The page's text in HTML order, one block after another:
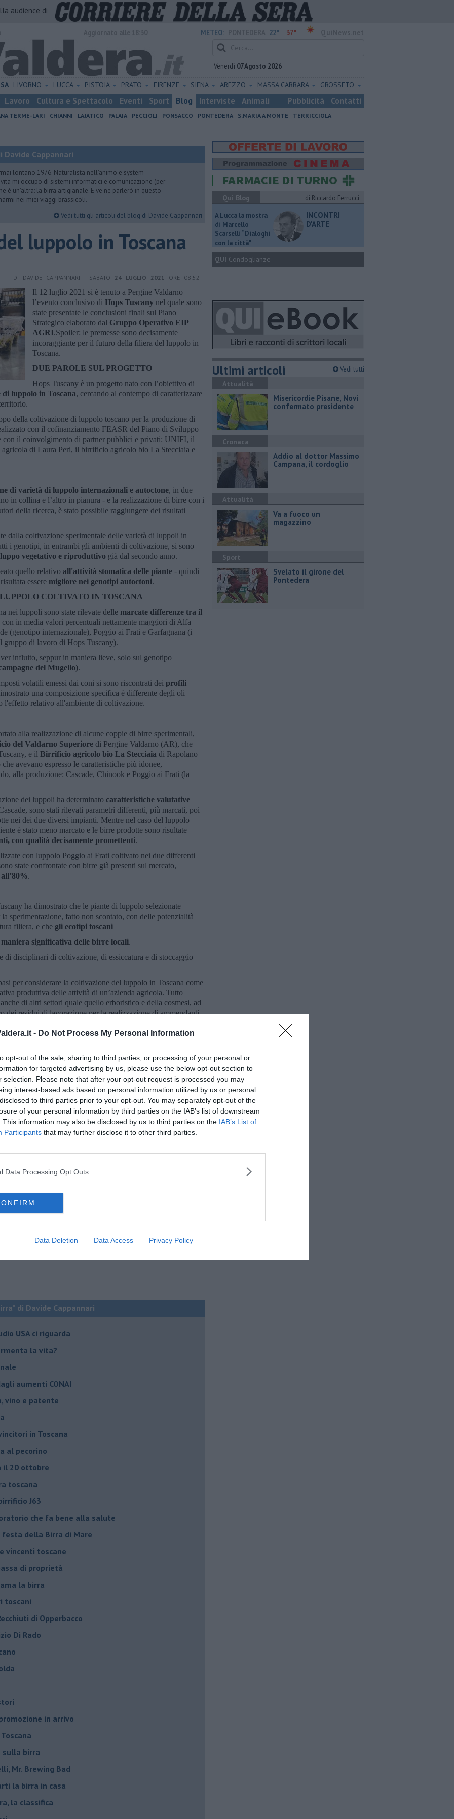
- Do Not Process My Personal Information
opt-out of the sale, sharing to third parties, or processing of your personal or
for targeted advertising by us, please use the below opt-out section to
selection. Please note that after your opt-out request is processed you may
interest-based ads based on personal information utilized by us or personal
to third parties prior to your opt-out. You may separately opt-out of the
of your personal information by third parties on the IAB’s list of downstream
This information may also be disclosed by us to third parties on the IAB’s List of
Participants that may further disclose it to other third parties.
Data Processing Opt Outs
Data Deletion Data Access Privacy Policy
audience di
METEO: 22° 37°
Venerdì 07 Agosto 2026
LIVORNO LUCCA PISTOIA PRATO FIRENZE SIENA AREZZO MASSA CARRARA GROSSETO
Lavoro Cultura e Spettacolo Eventi Sport Blog Interviste Animali Pubblicità Contatti
TERME-LARI CHIANNI LAJATICO PALAIA PECCIOLI PONSACCO PONTEDERA S.MARIA A MONTE
TERRICCIOLA
Davide Cappannari
lontano 1976. Naturalista nell’animo e system
mi occupo di sistemi informatici e comunicazione (per
è un’altra: la birra artigianale. E ve ne parlerò in questo
nei miei viaggi brassicoli.
Vedi tutti gli articoli del blog di Davide Cappannari
luppolo in Toscana
DI DAVIDE CAPPANNARI - SABATO 24 LUGLIO 2021 ORE 08:52
Il 12 luglio 2021 si è tenuto a Pergine Valdarno
l’evento conclusivo di Hops Tuscany nel quale sono
state presentate le conclusioni finali sul Piano
Strategico elaborato dal Gruppo Operativo EIP
AGRI.Spoiler: le premesse sono decisamente
incoraggiante per il futuro della filiera del luppolo in
Toscana.
DUE PAROLE SUL PROGETTO
Hops Tuscany è un progetto nato con l’obiettivo di
luppolo in Toscana, cercando al contempo di caratterizzare
della coltivazione di luppolo toscano per la produzione di
con il cofinanziamento FEASR del Piano di Sviluppo
con il coinvolgimento di partner pubblici e privati: UNIFI, il
di Laura Peri, il birrificio agricolo bio La Stecciaia e
di varietà di luppolo internazionali e autoctone, in due
in collina e l’altro in pianura - e la realizzazione di birre con i
della ricerca, è stato possibile raggiungere dei risultati
dalla coltivazione sperimentale delle varietà di luppoli in
i genotipi, in entrambi gli ambienti di coltivazione, si sono
vegetativo e riproduttivo già dal secondo anno.
quello relativo all'attività stomatica delle piante - quindi
essere migliore nei genotipi autoctoni.
COLTIVATO IN TOSCANA
nei luppoli sono state rilevate delle marcate differenze tra il
con in media valori percentuali nettamente maggiori di Alfa
(genotipo internazionale), Poggio ai Frati e Garfagnana (i
gruppo di lavoro di Hops Tuscany).
influito, seppur in maniera lieve, solo sul genotipo
del Mugello).
volatili emessi dai coni si sono riscontrati dei profili
una composizione specifica è differente degli oli
l'effetto relativo all'ambiente di coltivazione.
alla realizzazione di alcune coppie di birre sperimentali,
del Valdarno Superiore di Pergine Valdarno (AR), che
e il Birrificio agricolo bio La Stecciaia di Rapolano
avevano espresso le caratteristiche più idonee,
alla produzione: Cascade, Chinook e Poggio ai Frati (la
dei luppoli ha determinato caratteristiche valutative
sono stati rilevati parametri differenti, più marcati, poi
nei dei due diversi impianti. Mentre nel caso del luppolo
è stato meno marcato e le birre prodotte sono risultate
con qualità decisamente promettenti.
con luppolo Poggio ai Frati coltivato nei due differenti
state confrontate con birre già presenti sul mercato,
.
ha dimostrato che le piante di luppolo selezionate
sperimentazione, fatto non scontato, con delle potenzialità
filiera, e che gli ecotipi toscani
significativa delle birre locali.
di disciplinari di coltivazione, di essiccatura e di stoccaggio
per considerare la coltivazione del luppolo in Toscana come
produttiva delle attività di un’azienda agricola. Tutto
di altri settori quale quello erboristico e della cosmesi, ad
dei residui di lavorazione per la realizzazione di ammendanti
Hops Tuscany si sono dichiarati soddisfatti.
di pari passo con la scrittura di una
legge regionale a
, che pare essere già all’esame delle istituzioni, grazie
di categoria dei piccoli birrifici indipendenti.
la pagina web: https://www.hopstuscany.ito scrivere a
realizzati sulla coltivazione del luppolo e sul suo impiego in
vorrà saperne di più sul futuro della coltivazione di questa
di Davide Cappannari
USA ci riguarda
la vita?
aumenti CONAI
vino e patente
in Toscana
al pecorino
il 20 ottobre
toscana
J63
che fa bene alla salute
della Birra di Mare
vincenti toscane
di proprietà
la birra
toscani
di Opperbacco
Di Rado
in arrivo
sulla birra
Mr. Brewing Bad
la birra in casa
la classifica
Qui Blog
di Riccardo Ferrucci
A Lucca la mostra
di Marcello
Scarselli “Dialoghi
con la città"
INCONTRI
D'ARTE
QUI Condoglianze
Ultimi articoli Vedi tutti
Attualità
Misericordie Pisane, Novi
confermato presidente
Cronaca
Addio al dottor Massimo
Campana, il cordoglio
Attualità
Va a fuoco un
magazzino
Sport
Svelato il girone del
Pontedera